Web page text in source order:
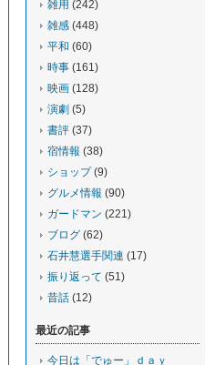
雑用 (242)
雑感 (448)
平和 (60)
時事 (161)
映画 (128)
演劇 (5)
書評 (37)
宿情報 (38)
ショップ(9)
グルメ情報 (90)
ガードマン (221)
ブログ (62)
石井慧選手関連 (17)
振り返って (51)
昔話 (12)
最近の記事
今日は「でゅー」ｄａｙ